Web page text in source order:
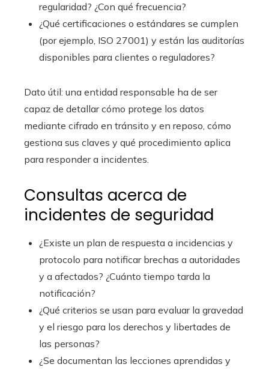
regularidad? ¿Con qué frecuencia?
¿Qué certificaciones o estándares se cumplen
(por ejemplo, ISO 27001) y están las auditorías
disponibles para clientes o reguladores?
Dato útil: una entidad responsable ha de ser
capaz de detallar cómo protege los datos
mediante cifrado en tránsito y en reposo, cómo
gestiona sus claves y qué procedimiento aplica
para responder a incidentes.
Consultas acerca de
incidentes de seguridad
¿Existe un plan de respuesta a incidencias y
protocolo para notificar brechas a autoridades
y a afectados? ¿Cuánto tiempo tarda la
notificación?
¿Qué criterios se usan para evaluar la gravedad
y el riesgo para los derechos y libertades de
las personas?
¿Se documentan las lecciones aprendidas y